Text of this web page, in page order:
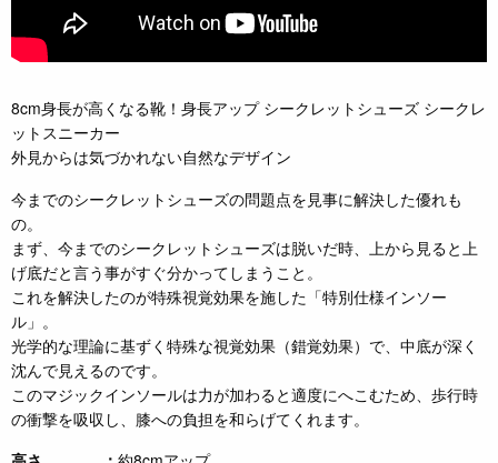
8cm身長が高くなる靴！身長アップ シークレットシューズ シークレ
ットスニーカー
外見からは気づかれない自然なデザイン
今までのシークレットシューズの問題点を見事に解決した優れも
の。
まず、今までのシークレットシューズは脱いだ時、上から見ると上
げ底だと言う事がすぐ分かってしまうこと。
これを解決したのが特殊視覚効果を施した「特別仕様インソー
ル」。
光学的な理論に基ずく特殊な視覚効果（錯覚効果）で、中底が深く
沈んで見えるのです。
このマジックインソールは力が加わると適度にへこむため、歩行時
の衝撃を吸収し、膝への負担を和らげてくれます。